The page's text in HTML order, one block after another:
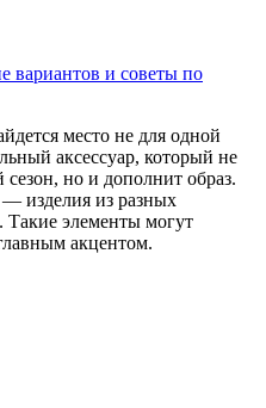
вариантов и советы по
место не для одной
аксессуар, который не
сезон, но и дополнит образ.
— изделия из разных
Такие элементы могут
акцентом.